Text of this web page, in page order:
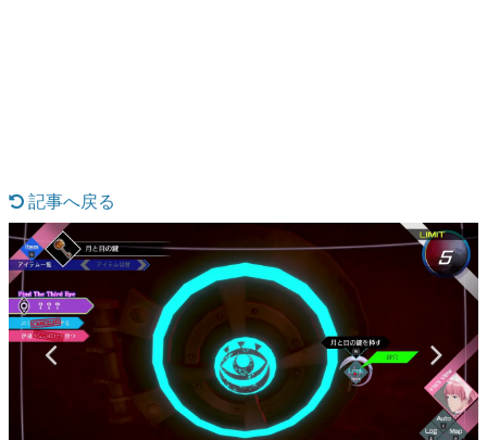
マンガ
女性向け
アプリレビュー
その他
電ファミニコゲーマーとは？
運営：株式会社マレ
記事へ戻る